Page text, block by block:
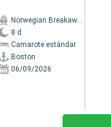
Norwegian Breakaway
8 d
Camarote estándar
Boston
06/09/2026